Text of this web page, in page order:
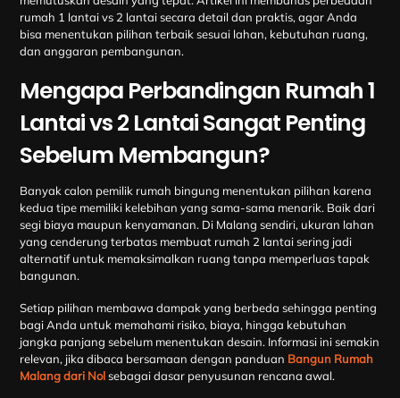
rumah 1 lantai vs 2 lantai secara detail dan praktis, agar Anda
bisa menentukan pilihan terbaik sesuai lahan, kebutuhan ruang,
dan anggaran pembangunan.
Mengapa Perbandingan Rumah 1
Lantai vs 2 Lantai Sangat Penting
Sebelum Membangun?
Banyak calon pemilik rumah bingung menentukan pilihan karena
kedua tipe memiliki kelebihan yang sama-sama menarik. Baik dari
segi biaya maupun kenyamanan. Di Malang sendiri, ukuran lahan
yang cenderung terbatas membuat rumah 2 lantai sering jadi
alternatif untuk memaksimalkan ruang tanpa memperluas tapak
bangunan.
Setiap pilihan membawa dampak yang berbeda sehingga penting
bagi Anda untuk memahami risiko, biaya, hingga kebutuhan
jangka panjang sebelum menentukan desain. Informasi ini semakin
relevan, jika dibaca bersamaan dengan panduan Bangun Rumah
Malang dari Nol sebagai dasar penyusunan rencana awal.